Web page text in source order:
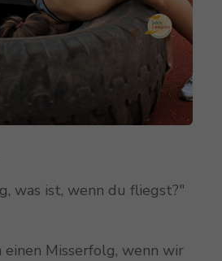
was ist, wenn du fliegst?"
Misserfolg, wenn wir